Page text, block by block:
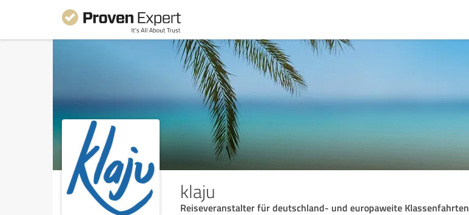
klaju
Reiseveranstalter für deutschland- und europaweite Klassenfahrten